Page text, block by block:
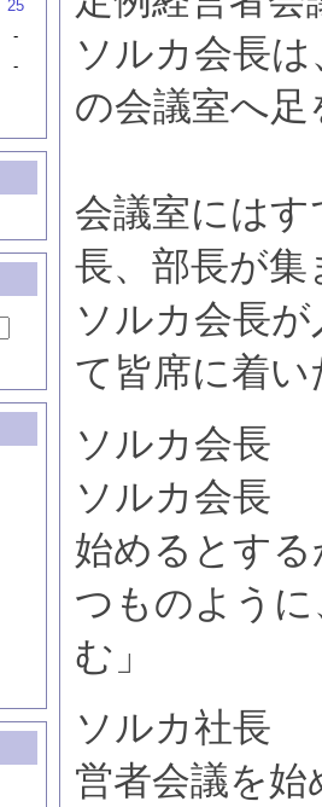
ソルカ会長
の会議室へ
会議室には
長、部長が
ソルカ会長
て皆席に着い
ソルカ会長
ソルカ会長
始めるとす
つものよう
む」
ソルカ社長
営者会議を
25
-
-